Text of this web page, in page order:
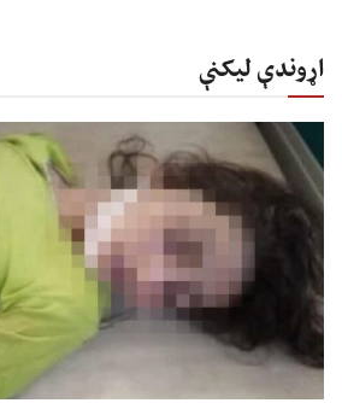
اړوندې لیکنې